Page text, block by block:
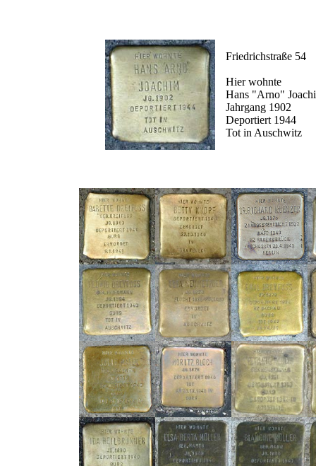
Friedrichstraße 54
Hier wohnte
Hans "Arno"
Jahrgang 1902
Deportiert 1944
Tot in Auschwitz